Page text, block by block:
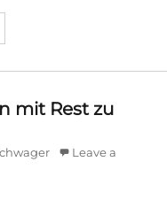
mit Rest zu
Leave a